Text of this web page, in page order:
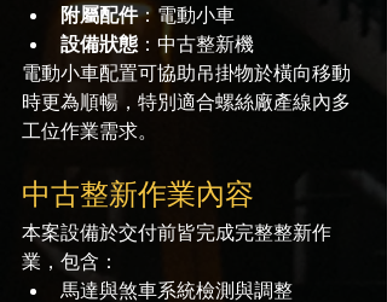
附屬配件：電動小車
設備狀態 ：中古整新機
電動小車配置可協助吊掛物於橫向移動
時更為順暢，特別適合螺絲廠產線內多
工位作業需求。
中古整新作業內容
本案設備於交付前皆完成完整整新作
業，包含：
馬達與煞車系統檢測與調整